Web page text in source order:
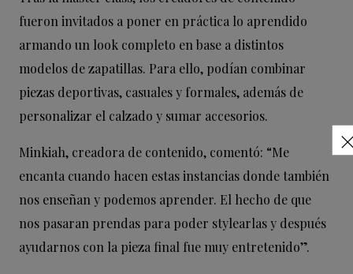
fueron invitados a poner en práctica lo aprendido
armando un look completo en base a distintos
modelos de zapatillas. Para ello, podían combinar
piezas deportivas, casuales y formales, además de
personalizar el calzado y sumar accesorios.
Minkiah, creadora de contenido, comentó: “Me
encanta cuando hacen estas instancias donde también
nos enseñan y podemos aprender. El hecho de que
nos pasaran prendas para poder stylearlas y después
ayudarnos con la pieza final fue muy entretenido”.